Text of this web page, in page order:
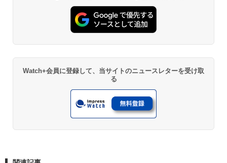
Watch+会員に登録して、当サイトのニュースレターを受け取
る